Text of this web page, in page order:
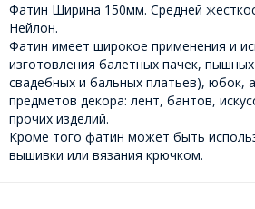
Фатин Ширина 150мм. Средней
Нейлон.
Фатин имеет широкое применения и
изготовления балетных пачек,
свадебных и бальных платьев), юбок,
предметов декора: лент, бантов,
прочих изделий.
Кроме того фатин может быть
вышивки или вязания крючком.